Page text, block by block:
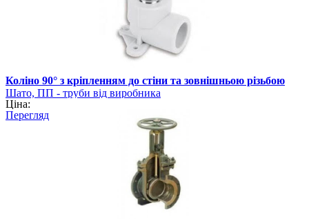
Коліно 90° з кріпленням до стіни та зовнішньою різьбою
Шато, ПП - труби від виробника
Ціна:
Перегляд